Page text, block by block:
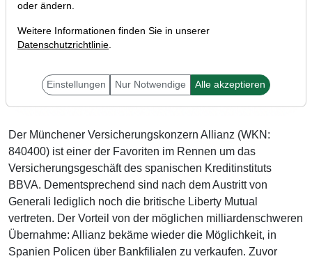
Der Münchener Versicherungskonzern Allianz (WKN:
840400) ist einer der Favoriten im Rennen um das
Versicherungsgeschäft des spanischen Kreditinstituts
BBVA. Dementsprechend sind nach dem Austritt von
Generali lediglich noch die britische Liberty Mutual
vertreten. Der Vorteil von der möglichen milliardenschweren
Übernahme: Allianz bekäme wieder die Möglichkeit, in
Spanien Policen über Bankfilialen zu verkaufen. Zuvor
oder ändern.
Weitere Informationen finden Sie in unserer
Datenschutzrichtlinie.
Einstellungen Nur Notwendige Alle akzeptieren